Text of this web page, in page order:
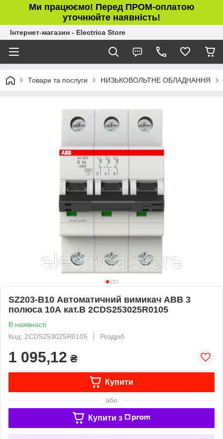
Ми працюємо! Перед ПРОМ-оплатою
уточнюйте наявність!
Інтернет-магазин - Electrica Store
Товари та послуги НИЗЬКОВОЛЬТНЕ ОБЛАДНАННЯ
SZ203-B10 Автоматичний вимикач ABB 3
полюса 10А кат.B 2CDS253025R0105
В наявності
Код: 2CDS253025R0105
Роздріб
1 095,12 ₴
Купити
або
Купити з